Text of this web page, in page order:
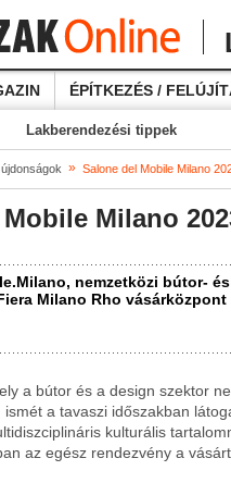
ÉPÍTKEZÉS /
Lakberendezési tippek
» Salone del Mobile Milano
Milano
nemzetközi bútor-
Milano Rho
a bútor és a design szektor
a tavaszi időszakban
kulturális
az egész rendezvény a